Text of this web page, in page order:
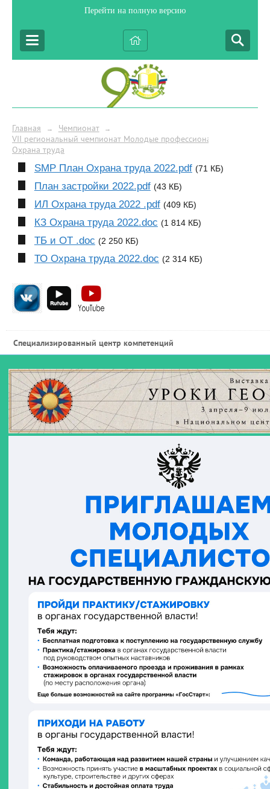
Перейти на полную версию
Главная → Чемпионат →
VII региональный чемпионат Молодые профессионалы (WorldSkills
Охрана труда
SMP План Охрана труда 2022.pdf (71 КБ)
План застройки 2022.pdf (43 КБ)
ИЛ Охрана труда 2022 .pdf (409 КБ)
КЗ Охрана труда 2022.doc (1 814 КБ)
ТБ и ОТ .doc (2 250 КБ)
ТО Охрана труда 2022.doc (2 314 КБ)
Специализированный центр компетенций